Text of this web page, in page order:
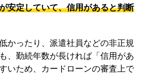
安定していて、信用があると判断
かったり、派遣社員などの非正規
、勤続年数が長ければ「信用があ
いため、カードローンの審査上で